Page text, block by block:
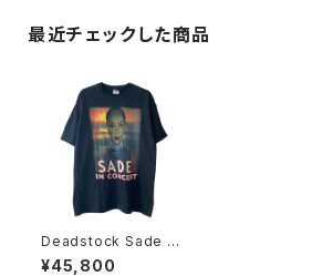
最近チェックした商品
Deadstock Sade 20
11 Tour Rap Tee
¥45,800